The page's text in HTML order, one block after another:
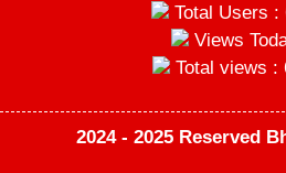
Total Users :
Views
Total views :
2024 - 2025 Reserved